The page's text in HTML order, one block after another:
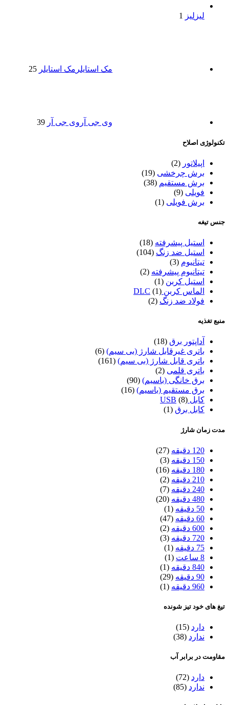
لیز لیز 1
مک استایلر مک استایلر 25
وی جی آر وی جی آر 39
تکنولوژی اصلاح
اپیلاتور (2)
برش چرخشی (19)
برش مستقیم (38)
فویلی (9)
برش فویلی (1)
جنس تیغه
استیل پیشرفته (18)
استیل ضد زنگ (104)
تیتانیوم (3)
تیتانیوم پیشرفته (2)
استیل کربن (1)
الماس کربن DLC (1)
فولاد ضد زنگ (2)
منبع تغذیه
آداپتور برق (18)
باتری غیرقابل شارژ (بی سیم) (6)
باتری قابل شارژ (بی سیم) (161)
باتری قلمی (2)
برق خانگی (باسیم) (90)
برق مستقیم (باسیم) (16)
کابل USB (8)
کابل برق (1)
مدت زمان شارژ
120 دقیقه
(27)
150 دقیقه
(3)
180 دقیقه
(16)
210 دقیقه
(2)
240 دقیقه
(7)
480 دقیقه
(20)
50 دقیقه
(1)
60 دقیقه
(47)
600 دقیقه
(2)
720 دقیقه
(3)
75 دقیقه
(1)
8 ساعت
(1)
840 دقیقه
(1)
90 دقیقه
(29)
960 دقیقه
(1)
تیغ های خود تیز شونده
دارد (15)
ندارد (38)
مقاومت در برابر آب
دارد (72)
ندارد (85)